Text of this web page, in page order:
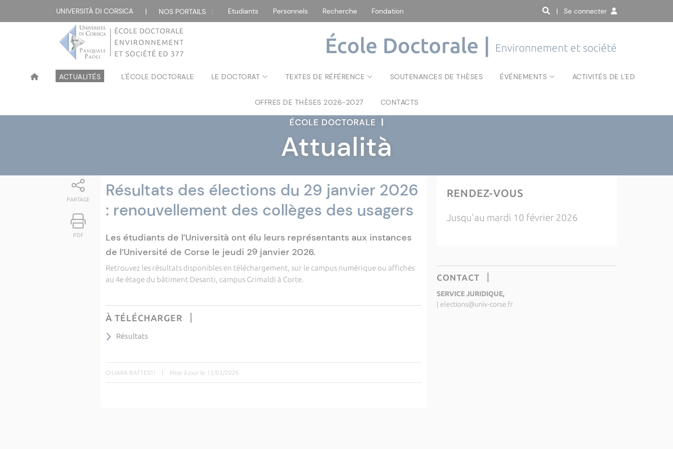
UNIVERSITÀ DI CORSICA | NOS PORTAILS : Etudiants Personnels Recherche Fondation | Se connecter
École Doctorale | Environnement et société
ACTUALITÉS L'ÉCOLE DOCTORALE LE DOCTORAT TEXTES DE RÉFÉRENCE SOUTENANCES DE THÈSES ÉVÉNEMENTS ACTIVITÉS DE L'ED
OFFRES DE THÈSES 2026-2027 CONTACTS
ÉCOLE DOCTORALE |
Attualità
PARTAGE
PDF
Résultats des élections du 29 janvier 2026
: renouvellement des collèges des usagers
Les étudiants de l’Università ont élu leurs représentants aux instances
de l’Université de Corse le jeudi 29 janvier 2026.
Retrouvez les résultats disponibles en téléchargement, sur le campus numérique ou affichés
au 4e étage du bâtiment Desanti, campus Grimaldi à Corte.
À TÉLÉCHARGER
Résultats
CHJARA BATTESTI | Mise à jour le 12/02/2026
RENDEZ-VOUS
Jusqu'au mardi 10 février 2026
CONTACT
SERVICE JURIDIQUE,
elections@univ-corse.fr